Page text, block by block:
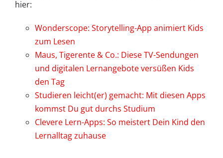
hier:
Wonderscope: Storytelling-App animiert Kids
zum Lesen
Maus, Tigerente & Co.: Diese TV-Sendungen
und digitalen Lernangebote versüßen Kids
den Tag
Studieren leicht(er) gemacht: Mit diesen Apps
kommst Du gut durchs Studium
Clevere Lern-Apps: So meistert Dein Kind den
Lernalltag zuhause